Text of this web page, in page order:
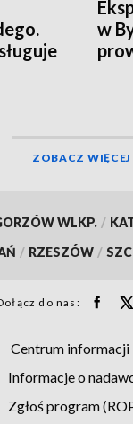
w
ZOBACZ WIĘCEJ
WLKP. /
/ RZESZÓW /
do nas:
Centrum informacji
Informacje o
Zgłoś program